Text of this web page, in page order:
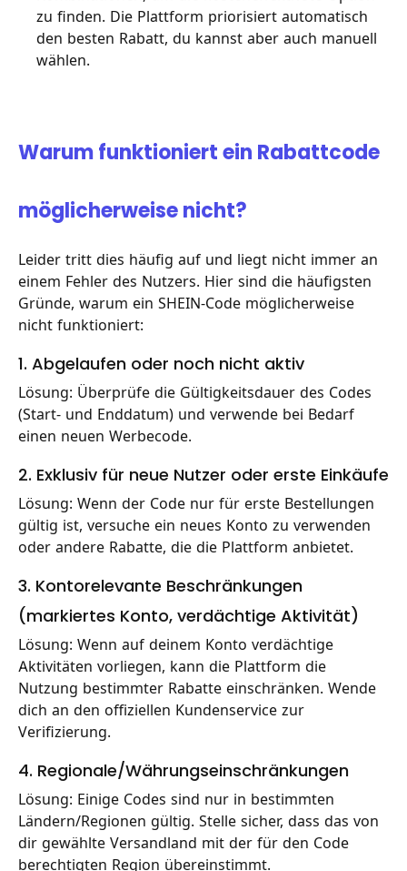
zu finden. Die Plattform priorisiert automatisch
den besten Rabatt, du kannst aber auch manuell
wählen.
Warum funktioniert ein Rabattcode
möglicherweise nicht?
Leider tritt dies häufig auf und liegt nicht immer an
einem Fehler des Nutzers. Hier sind die häufigsten
Gründe, warum ein SHEIN-Code möglicherweise
nicht funktioniert:
1. Abgelaufen oder noch nicht aktiv
Lösung: Überprüfe die Gültigkeitsdauer des Codes
(Start- und Enddatum) und verwende bei Bedarf
einen neuen Werbecode.
2. Exklusiv für neue Nutzer oder erste Einkäufe
Lösung: Wenn der Code nur für erste Bestellungen
gültig ist, versuche ein neues Konto zu verwenden
oder andere Rabatte, die die Plattform anbietet.
3. Kontorelevante Beschränkungen
(markiertes Konto, verdächtige Aktivität)
Lösung: Wenn auf deinem Konto verdächtige
Aktivitäten vorliegen, kann die Plattform die
Nutzung bestimmter Rabatte einschränken. Wende
dich an den offiziellen Kundenservice zur
Verifizierung.
4. Regionale/Währungseinschränkungen
Lösung: Einige Codes sind nur in bestimmten
Ländern/Regionen gültig. Stelle sicher, dass das von
dir gewählte Versandland mit der für den Code
berechtigten Region übereinstimmt.